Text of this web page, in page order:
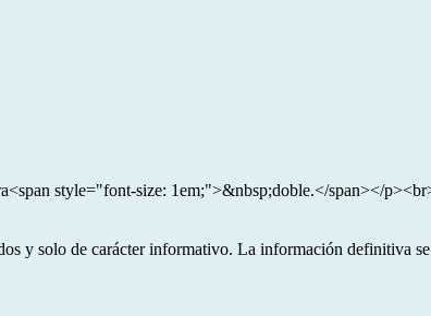
style="font-size: 1em;">&nbsp;doble.</span></
y solo de carácter informativo. La información definitiva